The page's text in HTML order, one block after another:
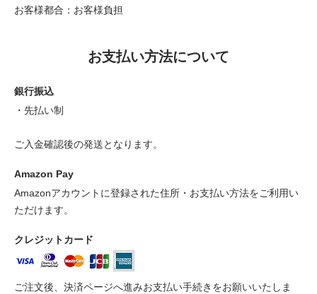
お客様都合：お客様負担
お支払い方法について
銀行振込
・先払い制
ご入金確認後の発送となります。
Amazon Pay
Amazonアカウントに登録された住所・お支払い方法をご利用い
ただけます。
クレジットカード
ご注文後、決済ページへ進みお支払い手続きをお願いいたしま